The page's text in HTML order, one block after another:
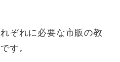
ぞれに必要な市販の教
す。